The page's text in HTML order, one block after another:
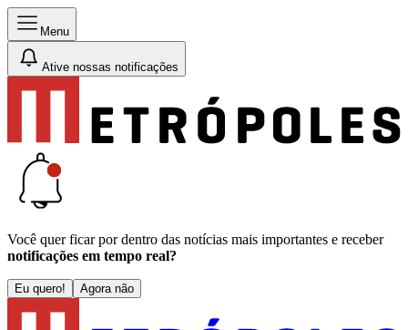
Menu
Ative nossas notificações
Você quer ficar por dentro das notícias mais importantes e receber
notificações em tempo real?
Eu quero! Agora não